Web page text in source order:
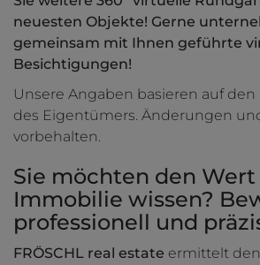
neuesten Objekte! Gerne
gemeinsam mit Ihnen geführte
Besichtigungen!
Unsere Angaben basieren auf
des Eigentümers. Änderungen
vorbehalten.
Sie möchten den
Immobilie wissen?
professionell und
FRÖSCHL real estate ermittelt